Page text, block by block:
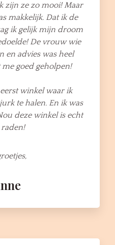
zijn ze zo mooi! Maar
makkelijk. Dat ik de
ik gelijk mijn droom
De vrouw wie
en advies was heel
goed geholpen!
winkel waar ik
te halen. En ik was
deze winkel is echt
raden!